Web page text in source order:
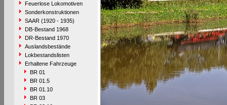
Feuerlose Lokomotiven
Sonderkonstruktionen
SAAR (1920 - 1935)
DB-Bestand 1968
DR-Bestand 1970
Auslandsbestände
Lokbestandslisten
Erhaltene Fahrzeuge
BR 01
BR 01.5
BR 01.10
BR 03